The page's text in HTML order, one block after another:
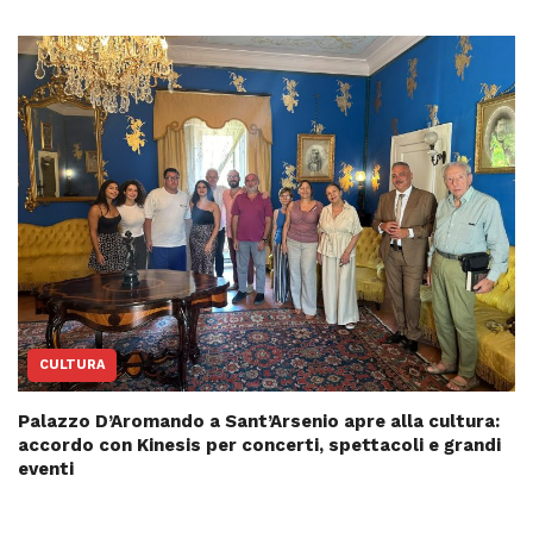
CULTURA
Palazzo D’Aromando a Sant’Arsenio apre alla cultura:
accordo con Kinesis per concerti, spettacoli e grandi
eventi